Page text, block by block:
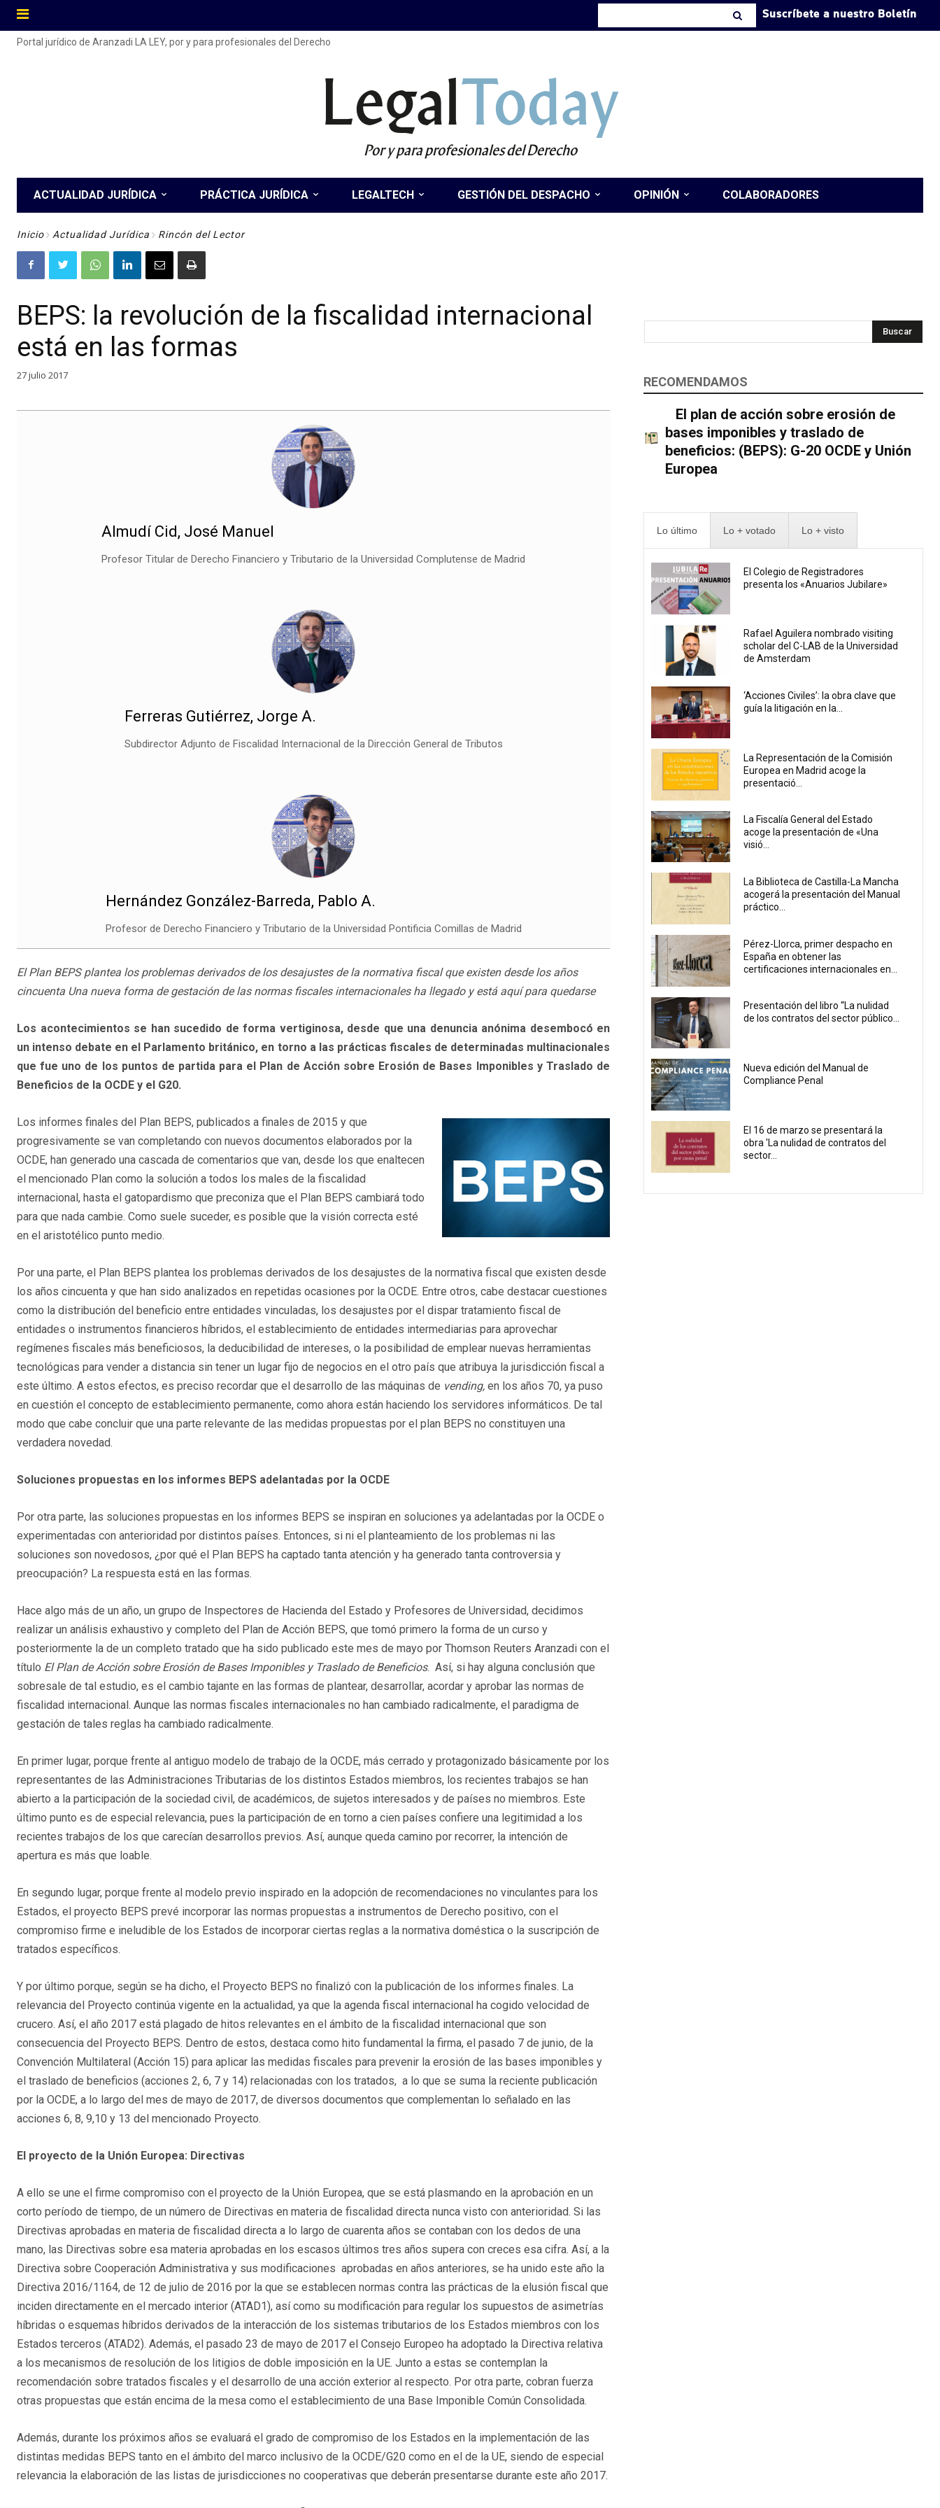
Suscríbete a nuestro Boletín
Portal jurídico de Aranzadi LA LEY, por y para profesionales del Derecho
LegalToday
Por y para profesionales del Derecho
ACTUALIDAD JURÍDICA PRÁCTICA JURÍDICA LEGALTECH GESTIÓN DEL DESPACHO OPINIÓN COLABORADORES
Inicio Actualidad Jurídica Rincón del Lector
BEPS: la revolución de la fiscalidad internacional
está en las formas
27 julio 2017
Almudí Cid, José Manuel
Profesor Titular de Derecho Financiero y Tributario de la Universidad Complutense de Madrid
Ferreras Gutiérrez, Jorge A.
Subdirector Adjunto de Fiscalidad Internacional de la Dirección General de Tributos
Hernández González-Barreda, Pablo A.
Profesor de Derecho Financiero y Tributario de la Universidad Pontificia Comillas de Madrid
El Plan BEPS plantea los problemas derivados de los desajustes de la normativa fiscal que existen desde los años
cincuenta Una nueva forma de gestación de las normas fiscales internacionales ha llegado y está aquí para quedarse
Los acontecimientos se han sucedido de forma vertiginosa, desde que una denuncia anónima desembocó en
un intenso debate en el Parlamento británico, en torno a las prácticas fiscales de determinadas multinacionales
que fue uno de los puntos de partida para el Plan de Acción sobre Erosión de Bases Imponibles y Traslado de
Beneficios de la OCDE y el G20.
Los informes finales del Plan BEPS, publicados a finales de 2015 y que
progresivamente se van completando con nuevos documentos elaborados por la
OCDE, han generado una cascada de comentarios que van, desde los que enaltecen
el mencionado Plan como la solución a todos los males de la fiscalidad
internacional, hasta el gatopardismo que preconiza que el Plan BEPS cambiará todo
para que nada cambie. Como suele suceder, es posible que la visión correcta esté
en el aristotélico punto medio.
Por una parte, el Plan BEPS plantea los problemas derivados de los desajustes de la normativa fiscal que existen desde
los años cincuenta y que han sido analizados en repetidas ocasiones por la OCDE. Entre otros, cabe destacar cuestiones
como la distribución del beneficio entre entidades vinculadas, los desajustes por el dispar tratamiento fiscal de
entidades o instrumentos financieros híbridos, el establecimiento de entidades intermediarias para aprovechar
regímenes fiscales más beneficiosos, la deducibilidad de intereses, o la posibilidad de emplear nuevas herramientas
tecnológicas para vender a distancia sin tener un lugar fijo de negocios en el otro país que atribuya la jurisdicción fiscal a
este último. A estos efectos, es preciso recordar que el desarrollo de las máquinas de vending, en los años 70, ya puso
en cuestión el concepto de establecimiento permanente, como ahora están haciendo los servidores informáticos. De tal
modo que cabe concluir que una parte relevante de las medidas propuestas por el plan BEPS no constituyen una
verdadera novedad.
Soluciones propuestas en los informes BEPS adelantadas por la OCDE
Por otra parte, las soluciones propuestas en los informes BEPS se inspiran en soluciones ya adelantadas por la OCDE o
experimentadas con anterioridad por distintos países. Entonces, si ni el planteamiento de los problemas ni las
soluciones son novedosos, ¿por qué el Plan BEPS ha captado tanta atención y ha generado tanta controversia y
preocupación? La respuesta está en las formas.
Hace algo más de un año, un grupo de Inspectores de Hacienda del Estado y Profesores de Universidad, decidimos
realizar un análisis exhaustivo y completo del Plan de Acción BEPS, que tomó primero la forma de un curso y
posteriormente la de un completo tratado que ha sido publicado este mes de mayo por Thomson Reuters Aranzadi con el
título El Plan de Acción sobre Erosión de Bases Imponibles y Traslado de Beneficios. Así, si hay alguna conclusión que
sobresale de tal estudio, es el cambio tajante en las formas de plantear, desarrollar, acordar y aprobar las normas de
fiscalidad internacional. Aunque las normas fiscales internacionales no han cambiado radicalmente, el paradigma de
gestación de tales reglas ha cambiado radicalmente.
En primer lugar, porque frente al antiguo modelo de trabajo de la OCDE, más cerrado y protagonizado básicamente por los
representantes de las Administraciones Tributarias de los distintos Estados miembros, los recientes trabajos se han
abierto a la participación de la sociedad civil, de académicos, de sujetos interesados y de países no miembros. Este
último punto es de especial relevancia, pues la participación de en torno a cien países confiere una legitimidad a los
recientes trabajos de los que carecían desarrollos previos. Así, aunque queda camino por recorrer, la intención de
apertura es más que loable.
En segundo lugar, porque frente al modelo previo inspirado en la adopción de recomendaciones no vinculantes para los
Estados, el proyecto BEPS prevé incorporar las normas propuestas a instrumentos de Derecho positivo, con el
compromiso firme e ineludible de los Estados de incorporar ciertas reglas a la normativa doméstica o la suscripción de
tratados específicos.
Y por último porque, según se ha dicho, el Proyecto BEPS no finalizó con la publicación de los informes finales. La
relevancia del Proyecto continúa vigente en la actualidad, ya que la agenda fiscal internacional ha cogido velocidad de
crucero. Así, el año 2017 está plagado de hitos relevantes en el ámbito de la fiscalidad internacional que son
consecuencia del Proyecto BEPS. Dentro de estos, destaca como hito fundamental la firma, el pasado 7 de junio, de la
Convención Multilateral (Acción 15) para aplicar las medidas fiscales para prevenir la erosión de las bases imponibles y
el traslado de beneficios (acciones 2, 6, 7 y 14) relacionadas con los tratados, a lo que se suma la reciente publicación
por la OCDE, a lo largo del mes de mayo de 2017, de diversos documentos que complementan lo señalado en las
acciones 6, 8, 9,10 y 13 del mencionado Proyecto.
El proyecto de la Unión Europea: Directivas
A ello se une el firme compromiso con el proyecto de la Unión Europea, que se está plasmando en la aprobación en un
corto período de tiempo, de un número de Directivas en materia de fiscalidad directa nunca visto con anterioridad. Si las
Directivas aprobadas en materia de fiscalidad directa a lo largo de cuarenta años se contaban con los dedos de una
mano, las Directivas sobre esa materia aprobadas en los escasos últimos tres años supera con creces esa cifra. Así, a la
Directiva sobre Cooperación Administrativa y sus modificaciones aprobadas en años anteriores, se ha unido este año la
Directiva 2016/1164, de 12 de julio de 2016 por la que se establecen normas contra las prácticas de la elusión fiscal que
inciden directamente en el mercado interior (ATAD1), así como su modificación para regular los supuestos de asimetrías
híbridas o esquemas híbridos derivados de la interacción de los sistemas tributarios de los Estados miembros con los
Estados terceros (ATAD2). Además, el pasado 23 de mayo de 2017 el Consejo Europeo ha adoptado la Directiva relativa
a los mecanismos de resolución de los litigios de doble imposición en la UE. Junto a estas se contemplan la
recomendación sobre tratados fiscales y el desarrollo de una acción exterior al respecto. Por otra parte, cobran fuerza
otras propuestas que están encima de la mesa como el establecimiento de una Base Imponible Común Consolidada.
Además, durante los próximos años se evaluará el grado de compromiso de los Estados en la implementación de las
distintas medidas BEPS tanto en el ámbito del marco inclusivo de la OCDE/G20 como en el de la UE, siendo de especial
relevancia la elaboración de las listas de jurisdicciones no cooperativas que deberán presentarse durante este año 2017.
Buscar
RECOMENDAMOS
El plan de acción sobre erosión de
bases imponibles y traslado de
beneficios: (BEPS): G-20 OCDE y Unión
Europea
Lo último Lo + votado Lo + visto
El Colegio de Registradores
presenta los «Anuarios Jubilare»
Rafael Aguilera nombrado visiting
scholar del C-LAB de la Universidad
de Amsterdam
‘Acciones Civiles’: la obra clave que
guía la litigación en la...
La Representación de la Comisión
Europea en Madrid acoge la
presentació...
La Fiscalía General del Estado
acoge la presentación de «Una
visió...
La Biblioteca de Castilla-La Mancha
acogerá la presentación del Manual
práctico...
Pérez-Llorca, primer despacho en
España en obtener las
certificaciones internacionales en...
Presentación del libro “La nulidad
de los contratos del sector público...
Nueva edición del Manual de
Compliance Penal
El 16 de marzo se presentará la
obra 'La nulidad de contratos del
sector...